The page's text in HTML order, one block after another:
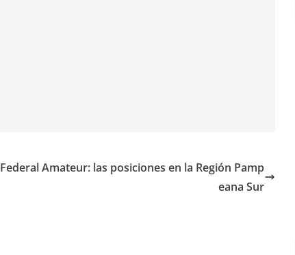
Federal Amateur: las posiciones en la Región Pamp
eana Sur